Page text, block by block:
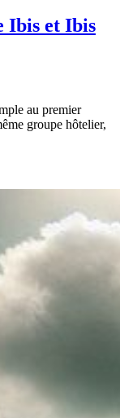
Ibis et Ibis
au premier
groupe hôtelier,